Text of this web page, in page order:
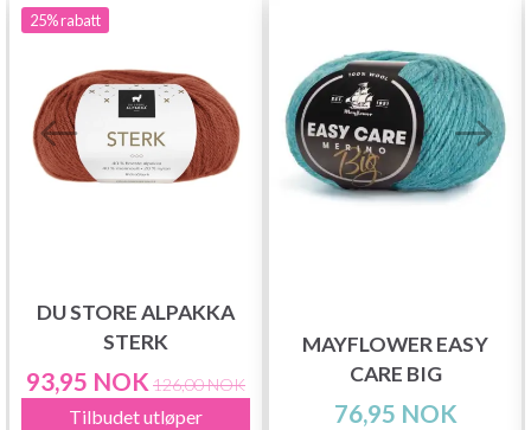
25%rabatt
DU STORE ALPAKKA
STERK
93,95 NOK 126,00 NOK
Tilbudet utløper
MAYFLOWER EASY
CARE BIG
76,95 NOK